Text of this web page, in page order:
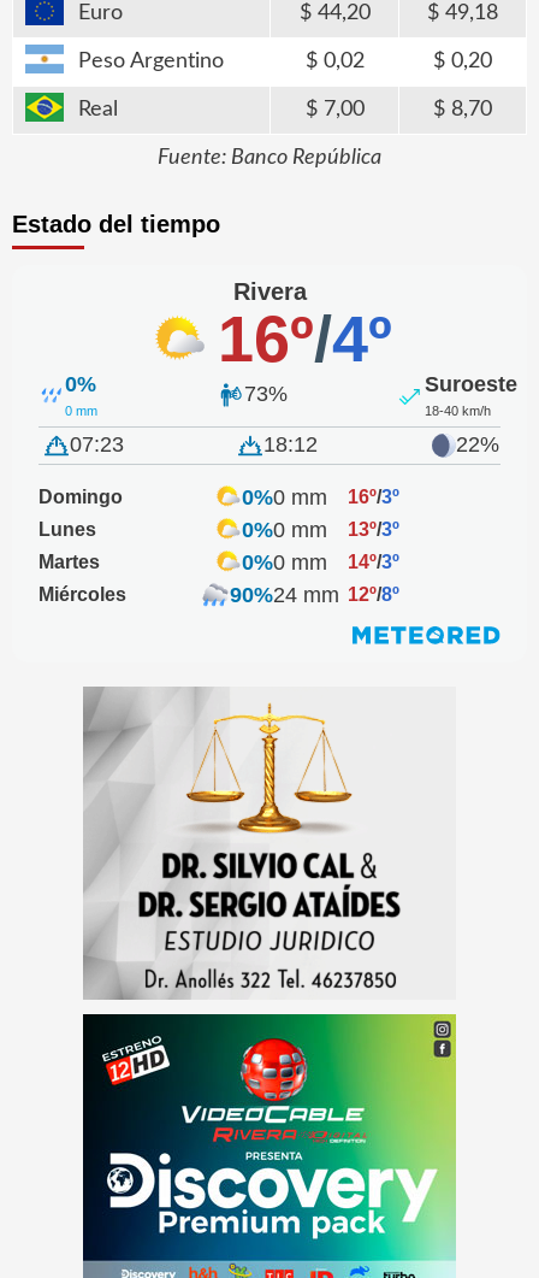
Euro 44,20 49,18
Peso Argentino 0,02 0,20
Real 7,00 8,70
Fuente: Banco República
Estado del tiempo
Rivera
16º/4º
0%
0 mm
73% Suroeste
18-40 km/h
07:23 18:12 22%
Domingo 0%0 mm 16º/3º
Lunes
0%0 mm 13º/3º
Martes
0%0 mm 14º/3º
Miércoles
90%24 mm 12º/8º